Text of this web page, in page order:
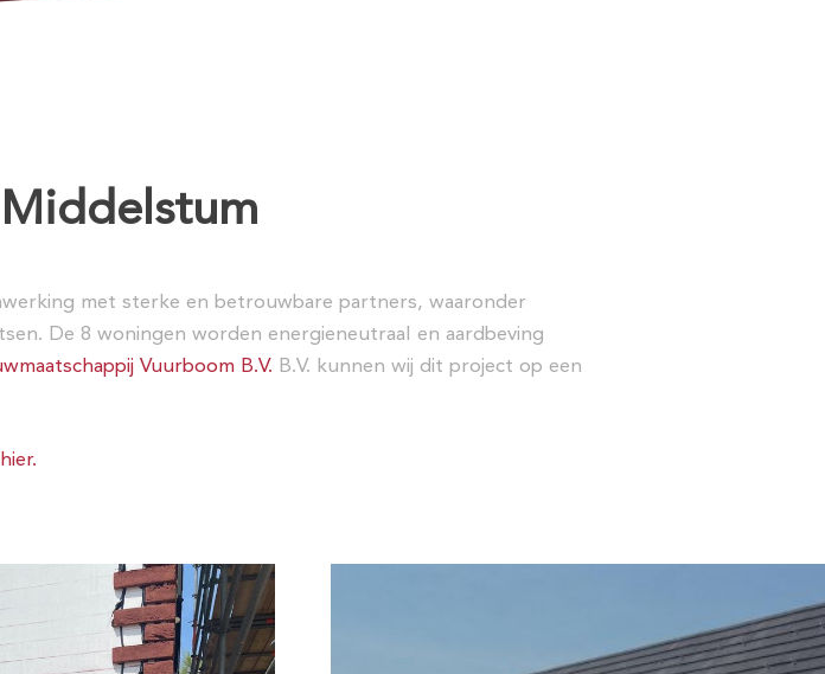
met sterke en betrouwbare partners, waaronder
De 8 woningen worden energieneutraal en aardbeving
Vuurboom B.V. B.V. kunnen wij dit project op een